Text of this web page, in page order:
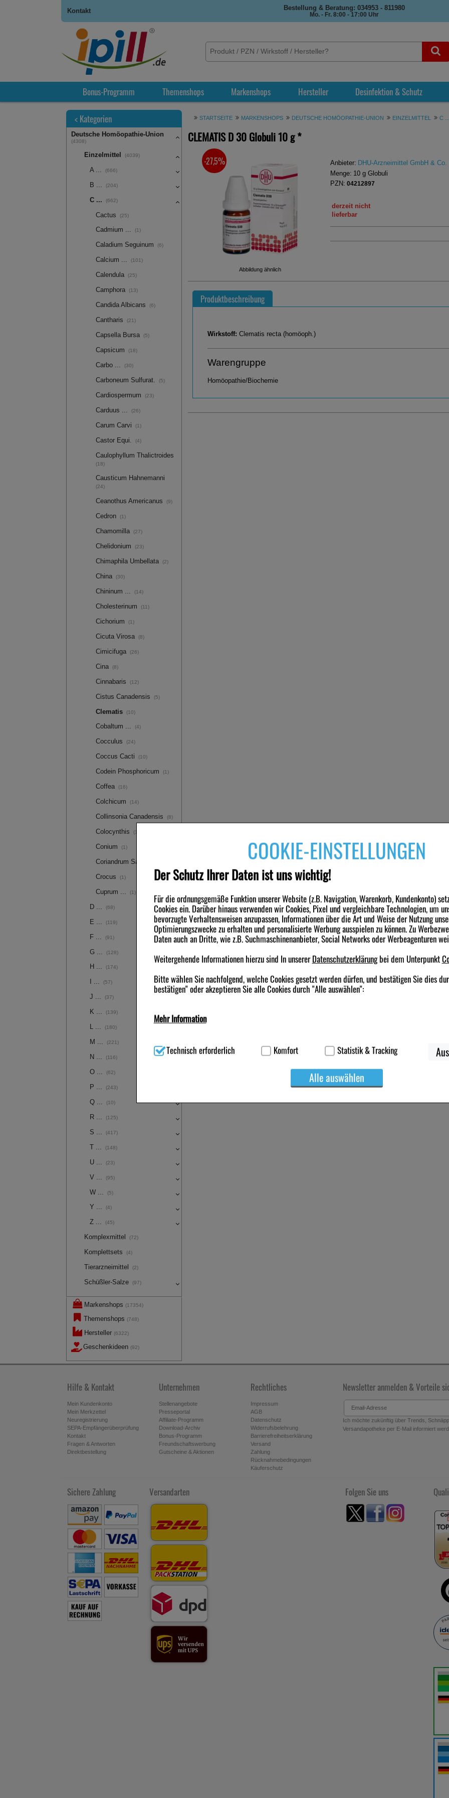
COOKIE-EINSTELLUNGEN
Der Schutz Ihrer Daten ist uns wichtig!
Für die ordnungsgemäße Funktion unserer Website (z.B. Navigation, Warenkorb, Kundenkonto)
Cookies ein. Darüber hinaus verwenden wir Cookies, Pixel und vergleichbare Technologien, um
bevorzugte Verhaltensweisen anzupassen, Informationen über die Art und Weise der Nutzung
Optimierungszwecke zu erhalten und personalisierte Werbung ausspielen zu können. Zu
Daten auch an Dritte, wie z.B. Suchmaschinenanbieter, Social Networks oder Werbeagenturen
Weitergehende Informationen hierzu sind In unsererDatenschutzerklärungbei dem Unterpunkt
Bitte wählen Sie nachfolgend, welche Cookies gesetzt werden dürfen, und bestätigen Sie dies
bestätigen" oder akzeptieren Sie alle Cookies durch "Alle auswählen":
Mehr Information
(z.B. Navigation, Warenkorb, Kundenkonto), weshalb auf diese nicht verzichtet werden kann.
Diese Cookies werden genutzt um das Einkaufserlebnis noch ansprechender zu
Wiedererkennung des Besuchers oder unsere Seite an bevorzugte Verhaltensweisen (z.B.
Komfort-Cookies ermöglichen es uns auch auf Ihre Bedürfnisse zugeschrittene Inhalte anzuzeigen
Statistik & Tracking:
Werbung auf Drittseiten möglichst relevant für Sie zu gestalten. Bitte beachten Sie, dass Daten
Dritte wie z.B. Google oder soziale Medien übertragen werden.
Technisch erforderlich Komfort Statistik & Tracking
Alle auswählen
Kontakt Bestellung & Beratung: 034953 - 811980
Mo. - Fr. 8:00 - 17:00 Uhr
Bonus-Programm Themenshops Markenshops Hersteller Desinfektion & Schutz
STARTSEITE MARKENSHOPS DEUTSCHE HOMÖOPATHIE-UNION EINZELMITTEL C ...
CLEMATIS D 30 Globuli10 g*
Abbildung ähnlich
SIE SPAREN
-27,5% Anbieter: DHU-Arzneimittel GmbH & Co.
Menge: 10g Globuli
PZN: 04212897
derzeit nicht
lieferbar
Produktbeschreibung
Wirkstoff: Clematis recta (homöoph.)
Warengruppe
Homöopathie/Biochemie
< Kategorien
Deutsche Homöopathie-Union
(4308)
Einzelmittel (4039)
A ... (666)
B ... (204)
C ... (662)
Cactus (25)
Cadmium ... (1)
Caladium Seguinum (6)
Calcium ... (101)
Calendula (25)
Camphora (13)
Candida Albicans (6)
Cantharis (21)
Capsella Bursa (5)
Capsicum (18)
Carbo ... (30)
Carboneum Sulfurat. (5)
Cardiospermum (23)
Carduus ... (26)
Carum Carvi (1)
Castor Equi. (4)
Caulophyllum Thalictroides
(18)
Causticum Hahnemanni
(24)
Ceanothus Americanus (9)
Cedron (1)
Chamomilla (27)
Chelidonium (23)
Chimaphila Umbellata (2)
China (30)
Chininum ... (14)
Cholesterinum (11)
Cichorium (1)
Cicuta Virosa (8)
Cimicifuga (26)
Cina (8)
Cinnabaris (12)
Cistus Canadensis (5)
Clematis (10)
Cobaltum ... (4)
Cocculus (24)
Coccus Cacti (10)
Codein Phosphoricum (1)
Coffea (16)
Colchicum (14)
Collinsonia Canadensis (8)
Colocynthis (16)
Conium (1)
Coriandrum Sativum
Crocus (1)
Cuprum ... (1)
D ... (68)
E ... (119)
F ... (91)
G ... (128)
H ... (174)
I ... (57)
J ... (37)
K ... (139)
L ... (180)
M ... (221)
N ... (116)
O ... (62)
P ... (243)
Q ... (10)
R ... (125)
S ... (417)
T ... (148)
U ... (23)
V ... (95)
W ... (5)
Y ... (4)
Z ... (45)
Komplexmittel (72)
Komplettsets (4)
Tierarzneimittel (2)
Schüßler-Salze (97)
Markenshops (17354)
Themenshops (748)
Hersteller (6322)
Geschenkideen (92)
Hilfe & Kontakt
Mein Kundenkonto
Mein Merkzettel
Neuregistrierung
SEPA-Empfängerüberprüfung
Kontakt
Fragen & Antworten
Direktbestellung
Unternehmen
Stellenangebote
Presseportal
Affiliate-Programm
Download-Archiv
Bonus-Programm
Freundschaftswerbung
Gutscheine & Aktionen
Rechtliches
Impressum
AGB
Datenschutz
Widerrufsbelehrung
Barrierefreiheitserklärung
Versand
Zahlung
Rücknahmebedingungen
Käuferschutz
Newsletter anmelden & Vorteile
Ich möchte zukünftig über Trends,
Versandapotheke per E-Mail informiert
Sichere Zahlung Versandarten Folgen Sie uns